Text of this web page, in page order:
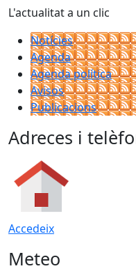
L'actualitat a un clic
Notícies
Agenda
Agenda política
Avisos
Publicacions
Adreces i
Accedeix
Meteo